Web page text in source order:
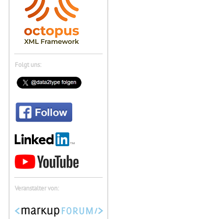
Folgt uns:
Veranstalter von: